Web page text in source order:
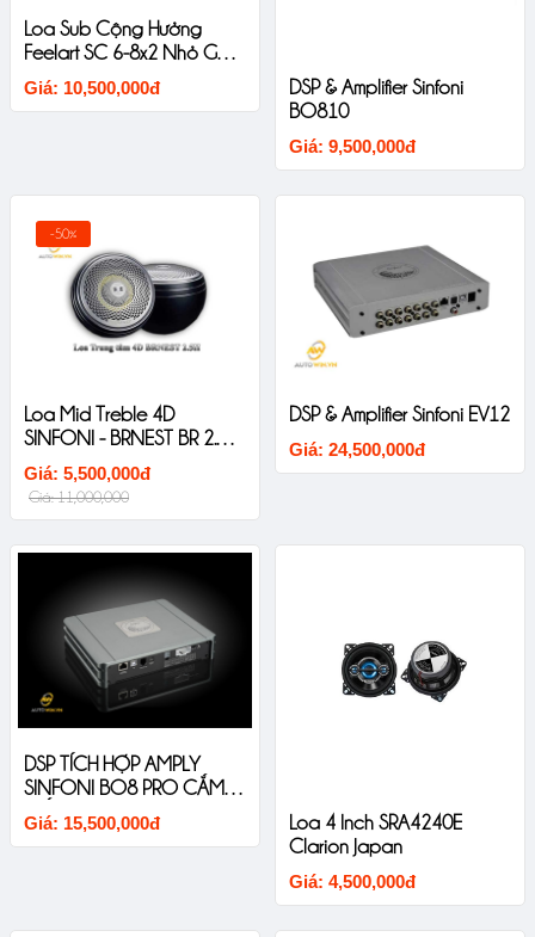
Loa Sub Cộng Hưởng
Feelart SC 6-8x2 Nhỏ Gọn
Chất Âm Mềm
Giá: 10,500,000đ
DSP & Amplifier Sinfoni
BO810
Giá: 9,500,000đ
-50%
Loa Mid Treble 4D
SINFONI - BRNEST BR 2.5II
Thiết Kế Liền Khối Âm
Thanh Sắc Nét
Giá: 5,500,000đ
Giá: 11,000,000
DSP & Amplifier Sinfoni EV12
Giá: 24,500,000đ
DSP TÍCH HỢP AMPLY
SINFONI BO8 PRO CẮM
GIẮC ZIN CHO XE ĐÃ CÓ
AMPLY
Giá: 15,500,000đ
Loa 4 Inch SRA4240E
Clarion Japan
Giá: 4,500,000đ